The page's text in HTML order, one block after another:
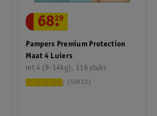
Pampers Premium Protection
Maat 4 Luiers
mt 4 (9-14kg), 116 stuks
68.
29
50923